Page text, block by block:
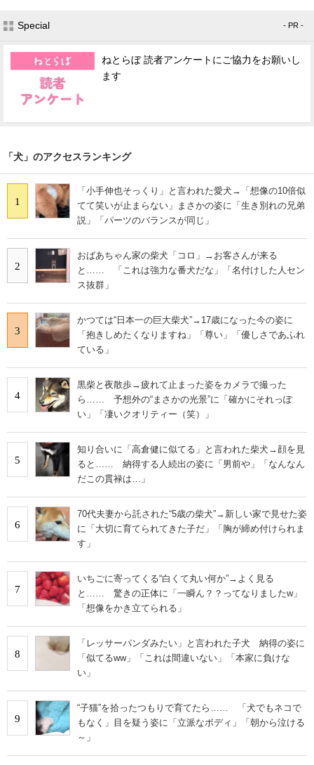
Special - PR -
ねとらぼ 読者アンケートにご協力をお願いし
ます
「犬」のアクセスランキング
1
「小手伸也そっくり」と言われた愛犬→「想像の10倍似
てて笑いが止まらない」まさかの姿に「生き別れの兄弟
説」「パーツのバランスが同じ」
2
おばあちゃん家の柴犬「コロ」→お客さんが来る
と…… 「これは強力な番犬だな」「名付けした人セン
ス抜群」
3
かつては“日本一の巨大柴犬”→17歳になった今の姿に
「抱きしめたくなりますね」「尊い」「優しさであふれ
ている」
4
黒柴と夜散歩→疲れて止まった姿をカメラで撮った
ら…… 予想外の“まさかの光景”に「確かにそれっぽ
い」「凄いクオリティー（笑）」
5
知り合いに「高倉健に似てる」と言われた柴犬→顔を見
ると…… 納得する人続出の姿に「男前や」「なんなん
だこの貫禄は…」
6
70代夫妻から託された“5歳の柴犬”→新しい家で見せた姿
に「大切に育てられてきた子だ」「胸が締め付けられま
す」
7
いちごに寄ってくる“白くて丸い何か”→よく見る
と…… 驚きの正体に「一瞬ん？？ってなりましたw」
「想像をかき立てられる」
8
「レッサーパンダみたい」と言われた子犬 納得の姿に
「似てるww」「これは間違いない」「本家に負けな
い」
9
“子猫”を拾ったつもりで育てたら…… 「犬でもネコで
もなく」目を疑う姿に「立派なボディ」「朝から泣ける
～」